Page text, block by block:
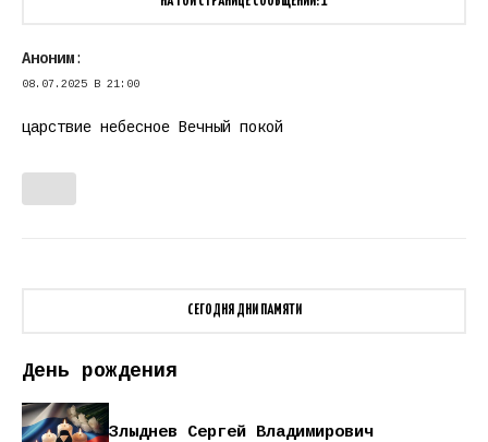
Аноним:
08.07.2025 В 21:00
царствие небесное Вечный покой
СЕГОДНЯ ДНИ ПАМЯТИ
День рождения
Злыднев Сергей Владимирович